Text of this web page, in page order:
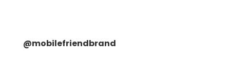
@mobilefriendbrand